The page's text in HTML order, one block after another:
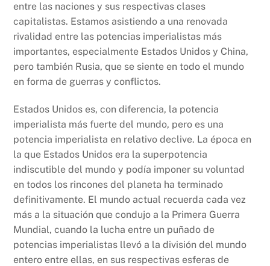
entre las naciones y sus respectivas clases
capitalistas. Estamos asistiendo a una renovada
rivalidad entre las potencias imperialistas más
importantes, especialmente Estados Unidos y China,
pero también Rusia, que se siente en todo el mundo
en forma de guerras y conflictos.
Estados Unidos es, con diferencia, la potencia
imperialista más fuerte del mundo, pero es una
potencia imperialista en relativo declive. La época en
la que Estados Unidos era la superpotencia
indiscutible del mundo y podía imponer su voluntad
en todos los rincones del planeta ha terminado
definitivamente. El mundo actual recuerda cada vez
más a la situación que condujo a la Primera Guerra
Mundial, cuando la lucha entre un puñado de
potencias imperialistas llevó a la división del mundo
entero entre ellas, en sus respectivas esferas de